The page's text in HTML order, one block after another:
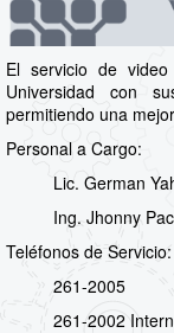
El servicio de
Universidad con
permitiendo una
Personal a Cargo:
Lic. German
Ing. Jhonny
Teléfonos de Servicio:
261-2005
261-2002